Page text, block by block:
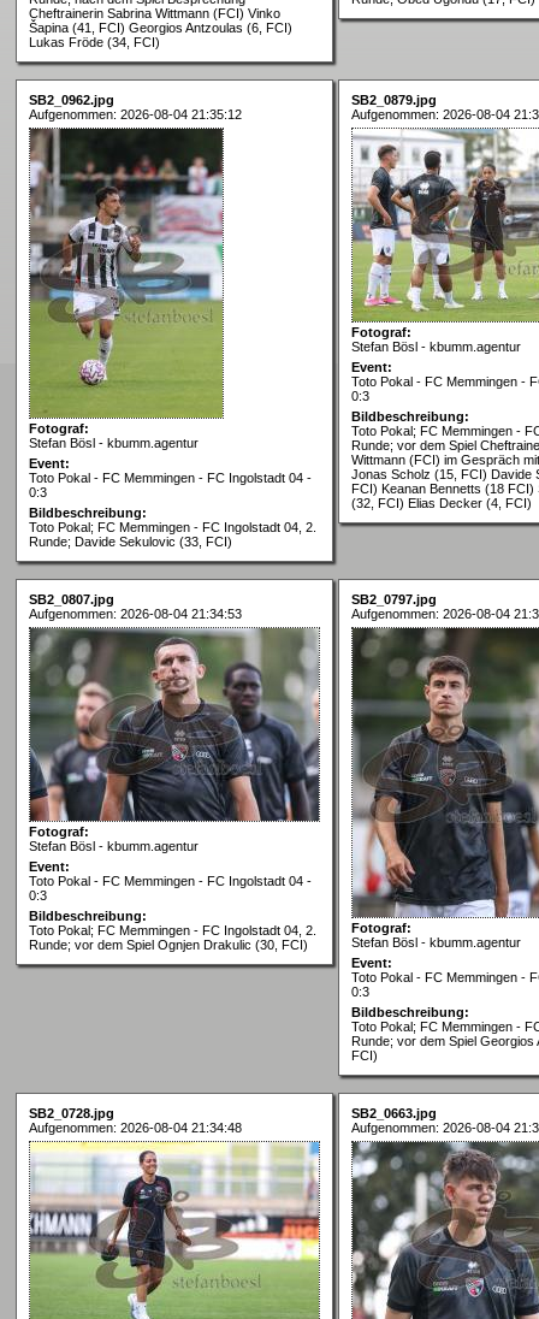
Cheftrainerin Sabrina Wittmann (FCI) Vinko
Šapina (41, FCI) Georgios Antzoulas (6, FCI)
Lukas Fröde (34, FCI)
SB2_0962.jpg
Aufgenommen: 2026-08-04 21:35:12
Fotograf:
Stefan Bösl - kbumm.agentur
Event:
Toto Pokal - FC Memmingen - FC Ingolstadt 04 -
0:3
Bildbeschreibung:
Toto Pokal; FC Memmingen - FC Ingolstadt 04, 2.
Runde; Davide Sekulovic (33, FCI)
SB2_0879.jpg
Aufgenommen: 2026-08-04
Fotograf:
Stefan Bösl - kbumm.agentur
Event:
Toto Pokal - FC Memmingen -
0:3
Bildbeschreibung:
Toto Pokal; FC Memmingen -
Runde; vor dem Spiel
Wittmann (FCI) im Gespräch
Jonas Scholz (15, FCI) Davide
FCI) Keanan Bennetts (18 FCI)
(32, FCI) Elias Decker (4, FCI)
SB2_0807.jpg
Aufgenommen: 2026-08-04 21:34:53
Fotograf:
Stefan Bösl - kbumm.agentur
Event:
Toto Pokal - FC Memmingen - FC Ingolstadt 04 -
0:3
Bildbeschreibung:
Toto Pokal; FC Memmingen - FC Ingolstadt 04, 2.
Runde; vor dem Spiel Ognjen Drakulic (30, FCI)
SB2_0797.jpg
Aufgenommen: 2026-08-04
Fotograf:
Stefan Bösl - kbumm.agentur
Event:
Toto Pokal - FC Memmingen -
0:3
Bildbeschreibung:
Toto Pokal; FC Memmingen -
Runde; vor dem Spiel Georgios
FCI)
SB2_0728.jpg
Aufgenommen: 2026-08-04 21:34:48
SB2_0663.jpg
Aufgenommen: 2026-08-04